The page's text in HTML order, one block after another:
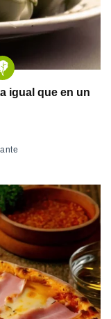
igual que en un